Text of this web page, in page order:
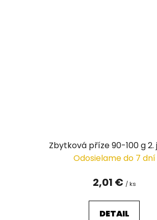
Zbytková příze 90-100 g 2.
Odosielame do 7 dní
2,01 € / ks
DETAIL